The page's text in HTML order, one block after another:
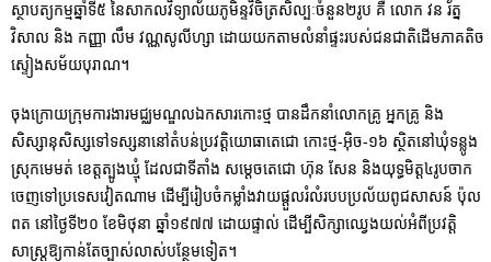
ស្ថាបត្យកម្មឆ្នាំទី៥ នៃសាកលវិទ្យាល័យភូមិន្ទវិចិត្រសិល្បៈចំនួន២រូប គឺ លោក វន រ័ត្ន
វិសាល និង កញ្ញា លឹម វណ្ណសូលីហ្សា ដោយយកតាមលំនាំផ្ទះរបស់ជនជាតិដើមភាគតិច
ស្ទៀងសម័យបុរាណ។
ចុងក្រោយក្រុមការងារមជ្ឈមណ្ឌលឯកសារកោះថ្ម បានដឹកនាំលោកគ្រូ អ្នកគ្រូ និង
សិស្សានុសិស្សទៅទស្សនានៅតំបន់ប្រវត្តិយោធាតេជោ កោះថ្ម-អ៊ិច-១៦ ស្ថិតនៅឃុំទន្លូង
ស្រុកមេមត់ ខេត្តត្បូងឃ្មុំ ដែលជាទីតាំង សមេ្តចតេជោ ហ៊ុន សែន និងយុទ្ធមិត្ត៤រូបចាក
ចេញទៅប្រទេសវៀតណាម ដើម្បីរៀបចំកម្លាំងវាយផ្តួលរំលំរបបប្រល័យពូជសាសន៍ ប៉ុល
ពត នៅថ្ងៃទី២០ ខែមិថុនា ឆ្នាំ១៩៧៧ ដោយផ្ទាល់ ដើម្បីសិក្សាឈ្វេងយល់អំពីប្រវត្តិ
សាស្រ្តឱ្យកាន់តែច្បាស់លាស់បន្ថែមទៀត។